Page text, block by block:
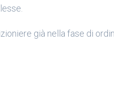
già nella fase di